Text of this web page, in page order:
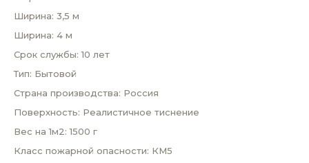
Ширина: 3,5 м
Ширина: 4 м
Срок службы: 10 лет
Тип: Бытовой
Страна производства: Россия
Поверхность: Реалистичное тиснение
Вес на 1м2: 1500 г
Класс пожарной опасности: КМ5